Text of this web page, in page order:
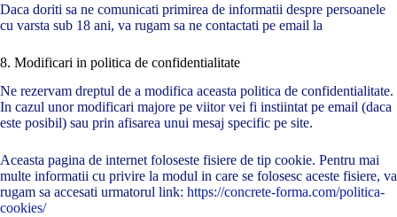
Daca doriti sa ne comunicati primirea de informatii despre persoanele
cu varsta sub 18 ani, va rugam sa ne contactati pe email la
8. Modificari in politica de confidentialitate
Ne rezervam dreptul de a modifica aceasta politica de confidentialitate.
In cazul unor modificari majore pe viitor vei fi instiintat pe email (daca
este posibil) sau prin afisarea unui mesaj specific pe site.
Aceasta pagina de internet foloseste fisiere de tip cookie. Pentru mai
multe informatii cu privire la modul in care se folosesc aceste fisiere, va
rugam sa accesati urmatorul link: https://concrete-forma.com/politica-
cookies/